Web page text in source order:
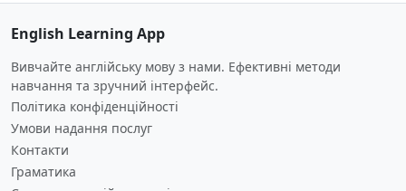
English Learning App
Вивчайте англійську мову з нами. Ефективні методи
навчання та зручний інтерфейс.
Політика конфіденційності
Умови надання послуг
Контакти
Граматика